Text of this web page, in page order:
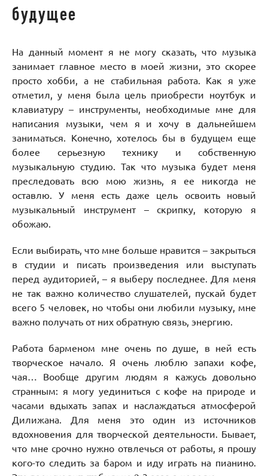
будущее
На данный момент я не могу сказать, что музыка
занимает главное место в моей жизни, это скорее
просто хобби, а не стабильная работа. Как я уже
отметил, у меня была цель приобрести ноутбук и
клавиатуру – инструменты, необходимые мне для
написания музыки, чем я и хочу в дальнейшем
заниматься. Конечно, хотелось бы в будущем еще
более серьезную технику и собственную
музыкальную студию. Так что музыка будет меня
преследовать всю мою жизнь, я ее никогда не
оставлю. У меня есть даже цель освоить новый
музыкальный инструмент – скрипку, которую я
обожаю.
Если выбирать, что мне больше нравится – закрыться
в студии и писать произведения или выступать
перед аудиторией,– я выберу последнее. Для меня
не так важно количество слушателей, пускай будет
всего 5 человек, но чтобы они любили музыку, мне
важно получать от них обратную связь, энергию.
Работа барменом мне очень по душе, в ней есть
творческое начало. Я очень люблю запахи кофе,
чая… Вообще другим людям я кажусь довольно
странным: я могу уединиться с кофе на природе и
часами вдыхать запах и наслаждаться атмосферой
Дилижана. Для меня это один из источников
вдохновения для творческой деятельности. Бывает,
что мне срочно нужно отвлечься от работы, я прошу
кого-то следить за баром и иду играть на пианино.